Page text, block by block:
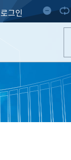
로그인